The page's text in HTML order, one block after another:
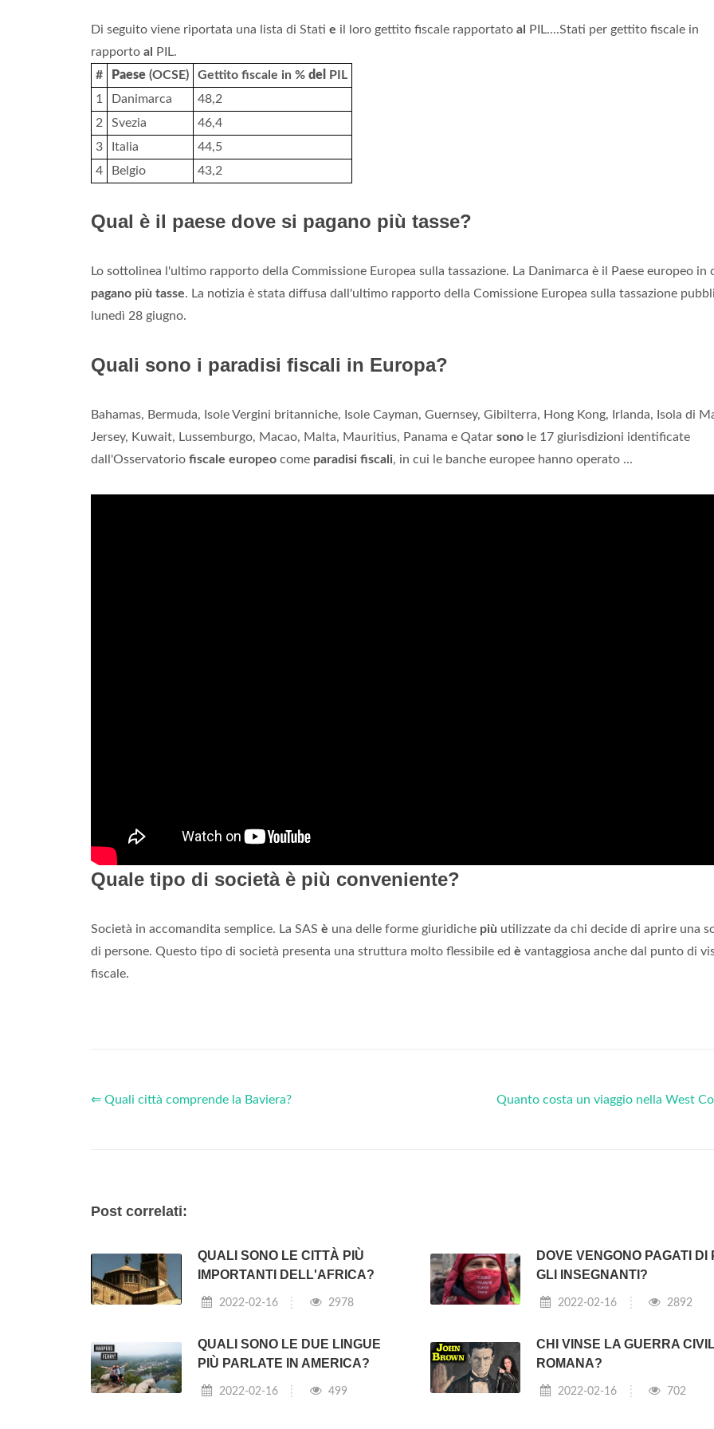
Di seguito viene riportata una lista di Stati e il loro gettito fiscale rapportato al
PIL....Stati per gettito fiscale in
rapporto al
PIL.
#
Paese (OCSE) Gettito fiscale in % del
PIL
1
Danimarca
48,2
2
Svezia
46,4
3
Italia
44,5
4
Belgio 43,2
Qual è il paese dove si pagano più tasse?
Lo sottolinea l'ultimo rapporto della Commissione Europea sulla tassazione. La Danimarca è il Paese europeo in
pagano più tasse. La notizia è stata diffusa dall'ultimo rapporto della Comissione Europea sulla tassazione
lunedì 28 giugno.
Quali sono i paradisi fiscali in Europa?
Bahamas, Bermuda, Isole Vergini britanniche, Isole Cayman, Guernsey, Gibilterra, Hong Kong, Irlanda, Isola di
Jersey, Kuwait, Lussemburgo, Macao, Malta, Mauritius, Panama e Qatar sono le 17 giurisdizioni identificate
dall'Osservatorio fiscale europeo come paradisi fiscali, in cui le banche europee hanno operato ...
Quale tipo di società è più conveniente?
Società in accomandita semplice. La SAS è una delle forme giuridiche più utilizzate da chi decide di aprire una
di persone. Questo tipo di società presenta una struttura molto flessibile ed è vantaggiosa anche dal punto di
fiscale.
⇐ Quali città comprende la Baviera? Quanto costa un viaggio nella West
Post correlati:
QUALI SONO LE CITTÀ PIÙ
IMPORTANTI DELL'AFRICA?
2022-02-16 2978
DOVE VENGONO PAGATI DI
GLI INSEGNANTI?
2022-02-16 2892
QUALI SONO LE DUE LINGUE
PIÙ PARLATE IN AMERICA?
2022-02-16 499
CHI VINSE LA GUERRA
ROMANA?
2022-02-16 702